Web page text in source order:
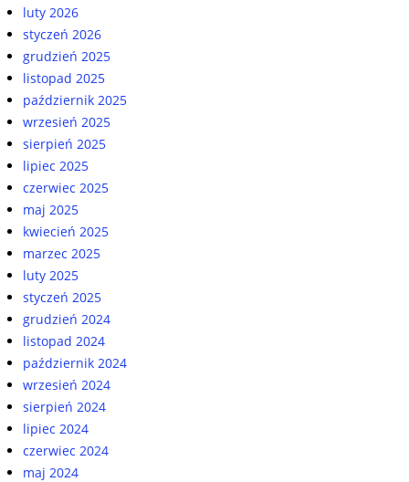
luty 2026
styczeń 2026
grudzień 2025
listopad 2025
październik 2025
wrzesień 2025
sierpień 2025
lipiec 2025
czerwiec 2025
maj 2025
kwiecień 2025
marzec 2025
luty 2025
styczeń 2025
grudzień 2024
listopad 2024
październik 2024
wrzesień 2024
sierpień 2024
lipiec 2024
czerwiec 2024
maj 2024